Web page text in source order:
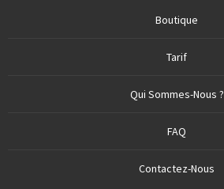
Boutique
Tarif
Qui Sommes-Nous ?
FAQ
Contactez-Nous